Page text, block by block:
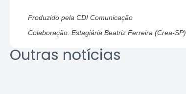
Produzido pela CDI Comunicação
Colaboração: Estagiária Beatriz Ferreira (Crea-SP)
Outras notícias